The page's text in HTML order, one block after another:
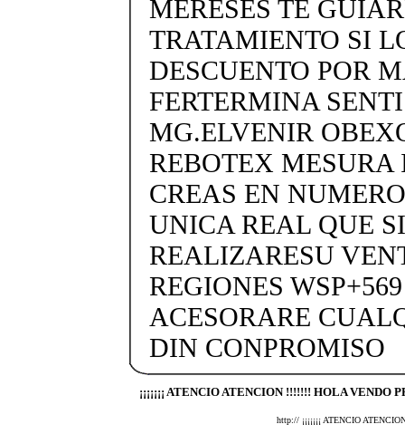
MERESES TE
TRATAMIENTO SI
DESCUENTO POR
FERTERMINA
MG.ELVENIR
REBOTEX MESURA
CREAS EN
UNICA REAL QUE
REALIZARESU
REGIONES
ACESORARE
DIN CONPROMISO
¡¡¡¡¡¡¡ ATENCIO ATENCION !!!!!!! HOLA VENDO
http:// ¡¡¡¡¡¡¡ ATENCIO